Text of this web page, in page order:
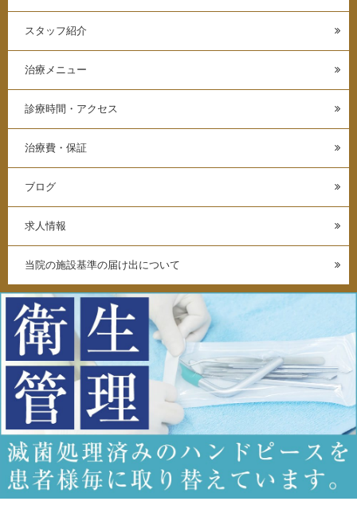
スタッフ紹介
治療メニュー
診療時間・アクセス
治療費・保証
ブログ
求人情報
当院の施設基準の届け出について